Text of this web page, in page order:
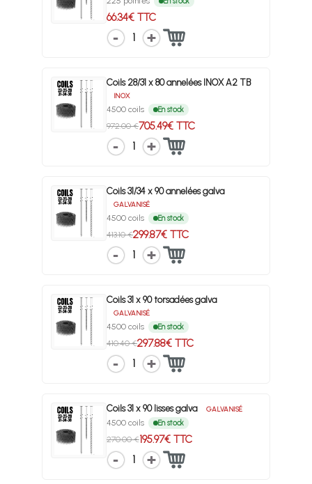
66.34€ TTC
1
Coils 28/31 x 80 annelées INOX A2 TB
INOX
4500 coils En stock
972.00 €705.49€ TTC
1
Coils 31/34 x 90 annelées galva
GALVANISÉ
4500 coils En stock
413.10 €299.87€ TTC
1
Coils 31 x 90 torsadées galva
GALVANISÉ
4500 coils En stock
410.40 €297.88€ TTC
1
Coils 31 x 90 lisses galva GALVANISÉ
4500 coils En stock
270.00 €195.97€ TTC
1